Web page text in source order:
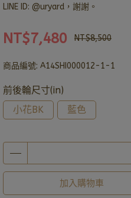
LINE ID: @uryard，謝謝。
NT$7,480 NT$8,500
商品編號: A14SHI000012-1-1
前後輪尺寸(in)
小花BK
藍色
加入購物車